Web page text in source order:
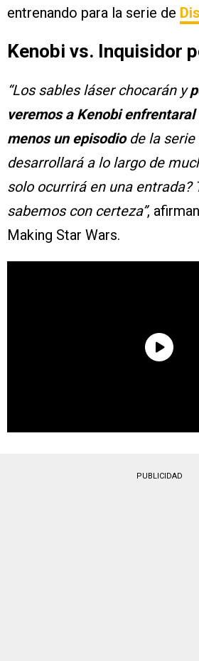
entrenando para la serie de
Kenobi vs. Inquisidor
“Los sables láser chocarán y
veremos a Kenobi
menos un episodio de la
desarrollará a lo largo de
solo ocurrirá en una entrada?
sabemos con certeza”,
Making Star Wars.
PUBLICIDAD